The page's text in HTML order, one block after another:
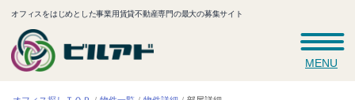
オフィスをはじめとした事業用賃貸不動産専門の最大の募集サイト
MENU